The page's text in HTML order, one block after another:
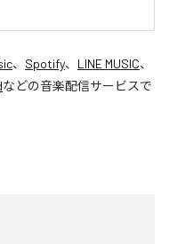
、 Spotify、 LINE MUSIC、
などの音楽配信サービスで